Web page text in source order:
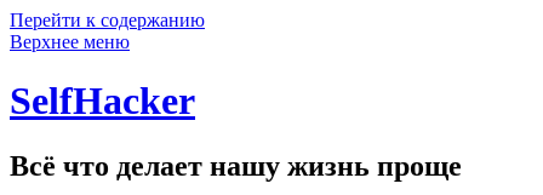
Перейти к содержанию
Верхнее меню
SelfHacker
Всё что делает нашу жизнь проще